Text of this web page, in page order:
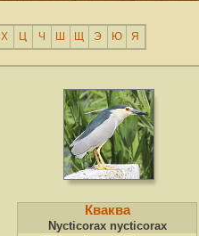
Х Ц Ч Ш Щ Э Ю Я
Кваква
Nycticorax nycticorax